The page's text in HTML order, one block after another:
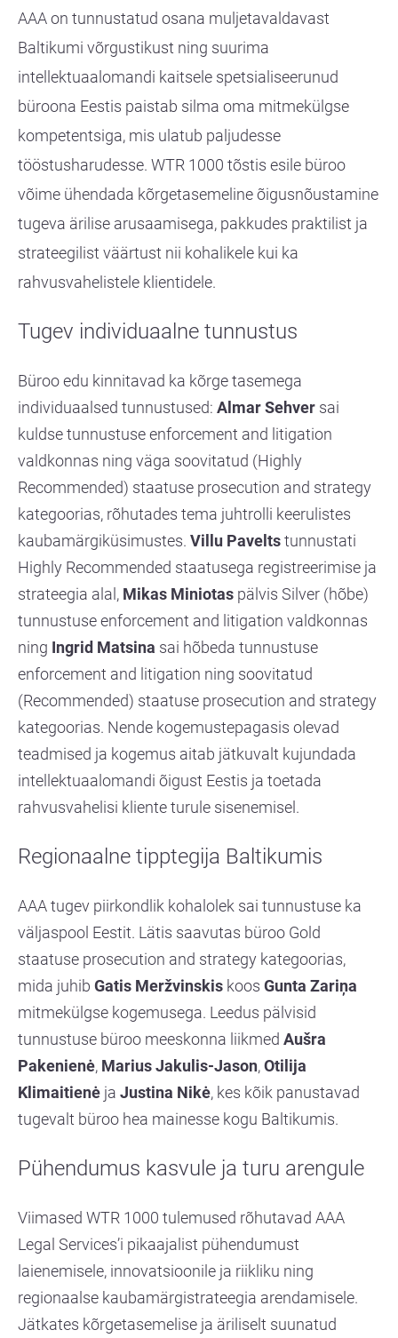
AAA on tunnustatud osana muljetavaldavast
Baltikumi võrgustikust ning suurima
intellektuaalomandi kaitsele spetsialiseerunud
büroona Eestis paistab silma oma mitmekülgse
kompetentsiga, mis ulatub paljudesse
tööstusharudesse. WTR 1000 tõstis esile büroo
võime ühendada kõrgetasemeline õigusnõustamine
tugeva ärilise arusaamisega, pakkudes praktilist ja
strateegilist väärtust nii kohalikele kui ka
rahvusvahelistele klientidele.
Tugev individuaalne tunnustus
Büroo edu kinnitavad ka kõrge tasemega
individuaalsed tunnustused: Almar Sehver sai
kuldse tunnustuse enforcement and litigation
valdkonnas ning väga soovitatud (Highly
Recommended) staatuse prosecution and strategy
kategoorias, rõhutades tema juhtrolli keerulistes
kaubamärgiküsimustes. Villu Paveltstunnustati
Highly Recommended staatusega registreerimise ja
strateegia alal, Mikas Miniotas pälvis Silver (hõbe)
tunnustuse enforcement and litigation valdkonnas
ning Ingrid Matsina sai hõbeda tunnustuse
enforcement and litigation ning soovitatud
(Recommended) staatuse prosecution and strategy
kategoorias. Nende kogemustepagasis olevad
teadmised ja kogemus aitab jätkuvalt kujundada
intellektuaalomandi õigust Eestis ja toetada
rahvusvahelisi kliente turule sisenemisel.
Regionaalne tipptegija Baltikumis
AAA tugev piirkondlik kohalolek sai tunnustuse ka
väljaspool Eestit. Lätis saavutas büroo Gold
staatuse prosecution and strategy kategoorias,
mida juhib Gatis Meržvinskis koos Gunta Zariņa
mitmekülgse kogemusega. Leedus pälvisid
tunnustuse büroo meeskonna liikmed Aušra
Pakenienė, Marius Jakulis-Jason,Otilija
Klimaitienė ja Justina Nikė, kes kõik panustavad
tugevalt büroo hea mainesse kogu Baltikumis.
Pühendumus kasvule ja turu arengule
Viimased WTR 1000 tulemused rõhutavad AAA
Legal Services’i pikaajalist pühendumust
laienemisele, innovatsioonile ja riikliku ning
regionaalse kaubamärgistrateegia arendamisele.
Jätkates kõrgetasemelise ja äriliselt suunatud